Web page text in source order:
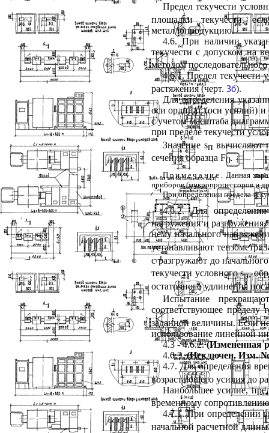
Предел текучести
площадки текучести,
металлопродукцию.
4.6. При наличии
текучести с допуском на
методом
4.6.1. Предел текучести
растяжения (черт. 3б).
Для определения
оси ординат (оси усилий)
с учетом масштаба
при пределе текучести
Значение sп вычисляют
сечения образца F0.
Примечание.
Данная
приборов (микропроцессоров и
При определении предела
4.6.2. Для
нагружения и
нему начального
устанавливают тензометр.
с разгружают до
текучести условногоsр,
остаточного удлинения
Испытание
соответствующее пределу
заданной величины. Если
использование линейной
4.3- 4.6.2.(Измененная
4.6.3.(Исключен, Изм.
4.7. Для определения
возрастающего усилия до
Наибольшее усилие,
временному
4.7.1. При определении
начальной расчетной